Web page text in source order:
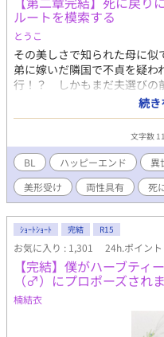
ルートを模索する
とうこ
その美しさで知られた母に
弟に嫁いだ隣国で不貞を疑
行！？ しかもまだ夫選びの
対に御免だ。 「隣国以外で
んだ先々でもバラエティ豊
ーレン。これが最後と十二
族の三男、天才魔術師アレ
ーレンが呪いを受けていると
の情けない末っ子天才魔術
移日本人を祖に持つグレイシ
小説家になろう様にも掲載
ち番外編を投稿していきます
続き
文字数
BL ハッピーエンド 異
美形受け
両性具有 死
ｼｮｰﾄｼｮｰﾄ 完結 R15
お気に入り : 1,301 24h.ポイント
【完結】僕がハーブティ
（♂）にプロポーズされ
楠結衣